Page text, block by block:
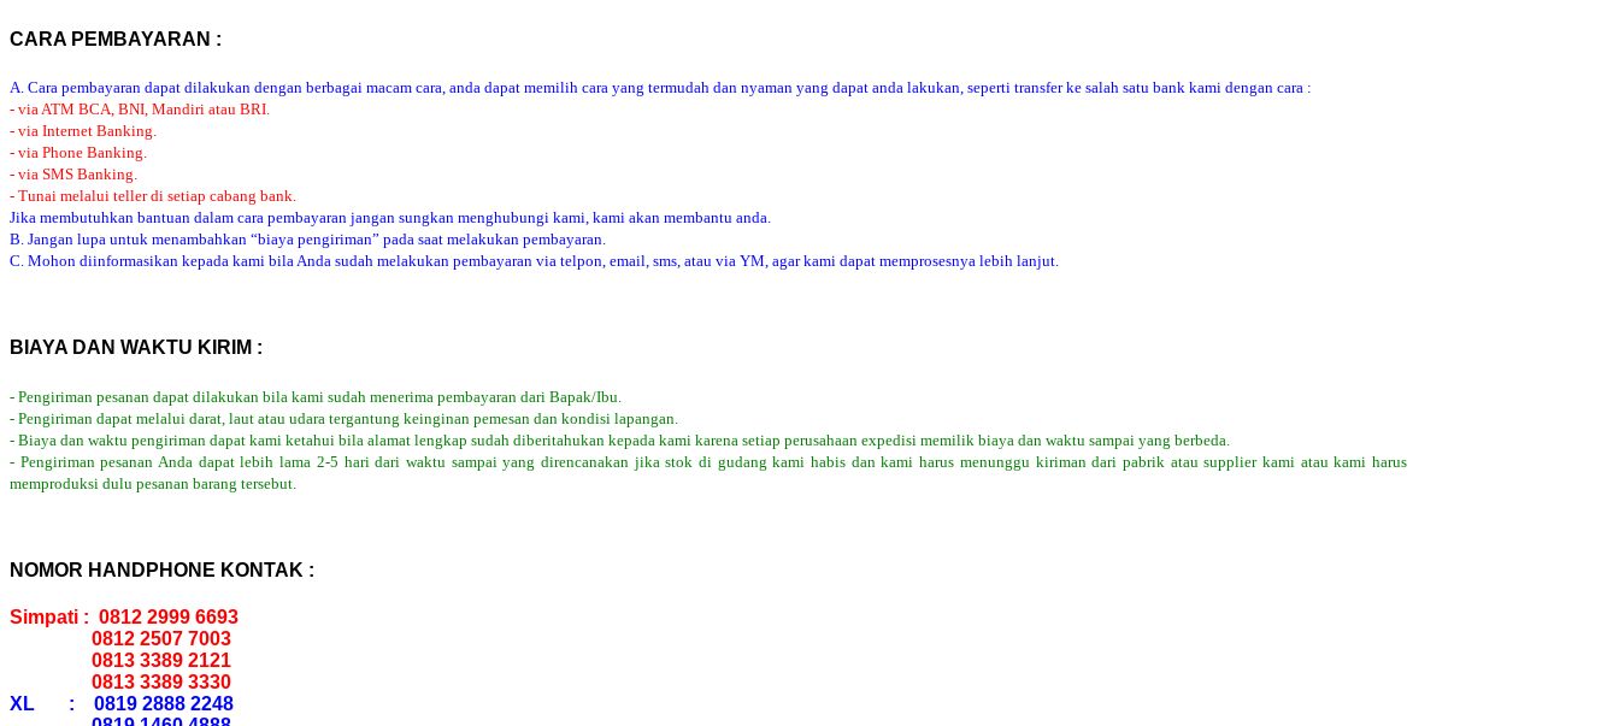
CARA PEMBAYARAN :
A. Cara pembayaran dapat dilakukan dengan berbagai macam cara, anda dapat memilih cara yang termudah dan nyaman yang dapat anda lakukan, seperti transfer ke salah satu bank kami dengan cara :
- via ATM BCA, BNI, Mandiri atau BRI.
- via Internet Banking.
- via Phone Banking.
- via SMS Banking.
- Tunai melalui teller di setiap cabang bank.
Jika membutuhkan bantuan dalam cara pembayaran jangan sungkan menghubungi kami, kami akan membantu anda.
B. Jangan lupa untuk menambahkan “biaya pengiriman” pada saat melakukan pembayaran.
C. Mohon diinformasikan kepada kami bila Anda sudah melakukan pembayaran via telpon, email, sms, atau via YM, agar kami dapat memprosesnya lebih lanjut.
BIAYA DAN WAKTU KIRIM :
- Pengiriman pesanan dapat dilakukan bila kami sudah menerima pembayaran dari Bapak/Ibu.
- Pengiriman dapat melalui darat, laut atau udara tergantung keinginan pemesan dan kondisi lapangan.
- Biaya dan waktu pengiriman dapat kami ketahui bila alamat lengkap sudah diberitahukan kepada kami karena setiap perusahaan expedisi memilik biaya dan waktu sampai yang berbeda.
- Pengiriman pesanan Anda dapat lebih lama 2-5 hari dari waktu sampai yang direncanakan jika stok di gudang kami habis dan kami harus menunggu kiriman dari pabrik atau supplier kami atau kami harus
memproduksi dulu pesanan barang tersebut.
NOMOR HANDPHONE KONTAK :
Simpati : 0812 2999 6693
0812 2507 7003
0813 3389 2121
0813 3389 3330
XL : 0819 2888 2248